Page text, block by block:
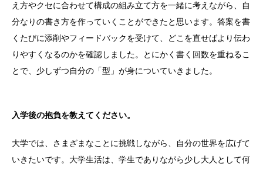
え方やクセに合わせて構成の組み立て方を一緒に考えながら、自
分なりの書き方を作っていくことができたと思います。答案を書
くたびに添削やフィードバックを受けて、どこを直せばより伝わ
りやすくなるのかを確認しました。とにかく書く回数を重ねるこ
とで、少しずつ自分の「型」が身についていきました。
入学後の抱負を教えてください。
大学では、さまざまなことに挑戦しながら、自分の世界を広げて
いきたいです。大学生活は、学生でありながら少し大人として何